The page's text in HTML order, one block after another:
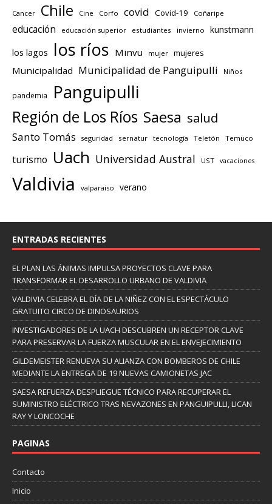
Cancer Chile Cine Corfo covid Covid-19 Coñaripe
educación educación superior estudiantes invierno kunstmann
los lagos los ríos Minvu mujer mujeres
Municipalidad Municipalidad de Panguipulli Niños
pandemia Panguipulli
Región de Los Ríos Saesa salud
Santo Tomás seguridad sernatur tecnología Teletón Temuco
turismo Uach Universidad Austral UST vacaciones
Valdivia valparaiso verano
ENTRADAS RECIENTES
EL PLAN LAS ÁNIMAS IMPULSA PROYECTOS CLAVE PARA
TRANSFORMAR EL DESARROLLO URBANO DE VALDIVIA
VALDIVIA CELEBRA EL DÍA DE LA NIÑEZ CON EL ESPECTÁCULO
GRATUITO CIRCO DE DINOSAURIOS
INVESTIGADORES DE LA UACH DESCUBREN UN RECEPTOR CLAVE
PARA PRESERVAR LA FUERZA MUSCULAR EN EL ENVEJECIMIENTO
GILDEMEISTER RENUEVA SU ALIANZA CON BOMBEROS DE CHILE
MEDIANTE LA ENTREGA DE 19 NUEVAS CAMIONETAS JAC
SAESA REFUERZA DESPLIEGUE TÉCNICO PARA RECUPERAR EL
SUMINISTRO ELÉCTRICO TRAS NEVAZONES EN PANGUIPULLI, LICAN
RAY Y LONCOCHE
PAGINAS
Contacto
Inicio